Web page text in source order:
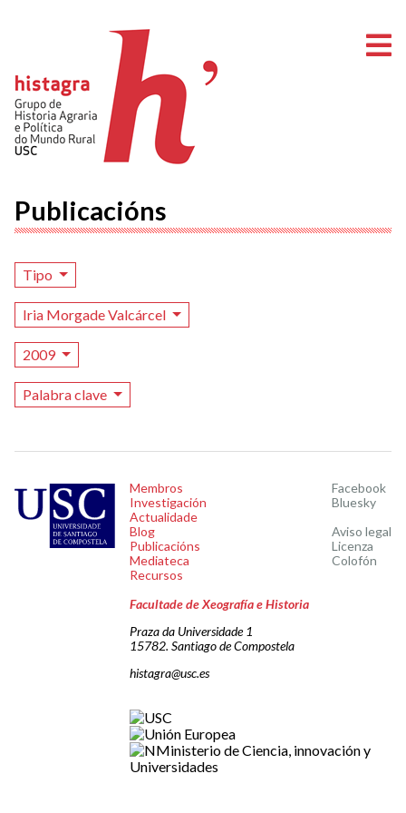
Publicacións
Tipo
Iria Morgade Valcárcel
2009
Palabra clave
Membros
Investigación
Actualidade
Blog
Publicacións
Mediateca
Recursos
Facebook
Bluesky
Aviso legal
Licenza
Colofón
Facultade de Xeografía e Historia
Praza da Universidade 1
15782. Santiago de Compostela
histagra@usc.es